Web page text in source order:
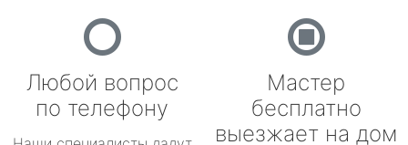
Любой вопрос
по телефону
Мастер
бесплатно
выезжает на дом